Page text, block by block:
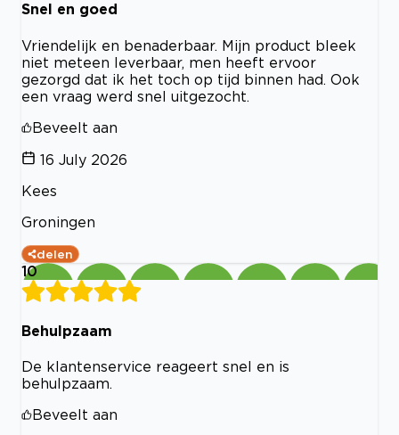
Snel en goed
Vriendelijk en benaderbaar. Mijn product bleek
niet meteen leverbaar, men heeft ervoor
gezorgd dat ik het toch op tijd binnen had. Ook
een vraag werd snel uitgezocht.
Beveelt aan
16 July 2026
Kees
Groningen
delen
10
Behulpzaam
De klantenservice reageert snel en is
behulpzaam.
Beveelt aan